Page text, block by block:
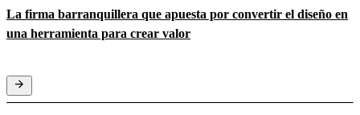
La firma barranquillera que apuesta por convertir el diseño en
una herramienta para crear valor